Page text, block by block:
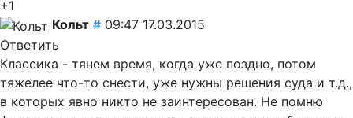
+1
Кольт # 09:47 17.03.2015
Ответить
Классика - тянем время, когда уже поздно, потом
тяжелее что-то снести, уже нужны решения суда и т.д.,
в которых явно никто не заинтересован. Не помню